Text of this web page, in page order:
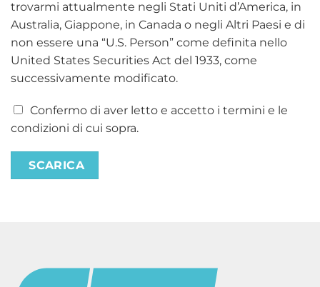
trovarmi attualmente negli Stati Uniti d’America, in
Australia, Giappone, in Canada o negli Altri Paesi e di
non essere una “U.S. Person” come definita nello
United States Securities Act del 1933, come
successivamente modificato.
Confermo di aver letto e accetto i termini e le
condizioni di cui sopra.